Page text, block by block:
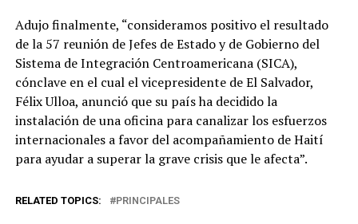
Adujo finalmente, “consideramos positivo el resultado
de la 57 reunión de Jefes de Estado y de Gobierno del
Sistema de Integración Centroamericana (SICA),
cónclave en el cual el vicepresidente de El Salvador,
Félix Ulloa, anunció que su país ha decidido la
instalación de una oficina para canalizar los esfuerzos
internacionales a favor del acompañamiento de Haití
para ayudar a superar la grave crisis que le afecta”.
RELATED TOPICS: PRINCIPALES